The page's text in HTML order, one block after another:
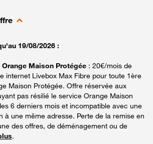
19/08/2026 :
Maison Protégée : 20€/mois de
internet Livebox Max Fibre pour toute 1ère
Maison Protégée. Offre réservée aux
pas résilié le service Orange Maison
6 derniers mois et incompatible avec une
à une même adresse. Perte de la remise en
des offres, de déménagement ou de
.